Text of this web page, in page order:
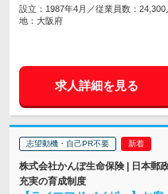
設立：1987年4月／従業員数：
地：大阪府
求人詳細を見る
志望動機・自己PR不要
株式会社かんぽ生命保険 | 日本郵
充実の育成制度